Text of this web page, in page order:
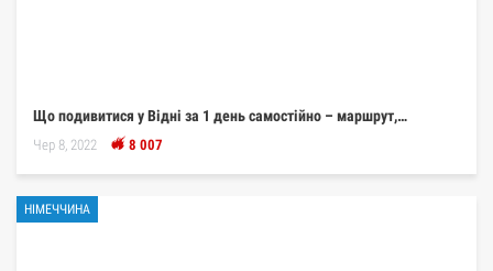
Що подивитися у Відні за 1 день самостійно – маршрут,…
Чер 8, 2022 8 007
НІМЕЧЧИНА